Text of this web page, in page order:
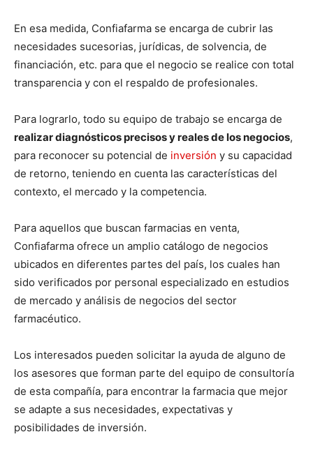
En esa medida, Confiafarma se encarga de cubrir las
necesidades sucesorias, jurídicas, de solvencia, de
financiación, etc. para que el negocio se realice con total
transparencia y con el respaldo de profesionales.
Para lograrlo, todo su equipo de trabajo se encarga de
realizar diagnósticos precisos y reales de los negocios,
para reconocer su potencial de inversión y su capacidad
de retorno, teniendo en cuenta las características del
contexto, el mercado y la competencia.
Para aquellos que buscan farmacias en venta,
Confiafarma ofrece un amplio catálogo de negocios
ubicados en diferentes partes del país, los cuales han
sido verificados por personal especializado en estudios
de mercado y análisis de negocios del sector
farmacéutico.
Los interesados pueden solicitar la ayuda de alguno de
los asesores que forman parte del equipo de consultoría
de esta compañía, para encontrar la farmacia que mejor
se adapte a sus necesidades, expectativas y
posibilidades de inversión.